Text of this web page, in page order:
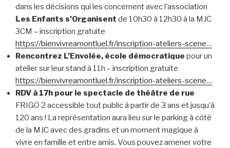
dans les décisions qui les concernent avec l’association
Les Enfants s’Organisent de 10h30 à 12h30 à la MJC
3CM – inscription gratuite
https://bienvivreamontluel.fr/inscription-ateliers-scene…
Rencontrez L’Envolée, école démocratique pour un
atelier sur leur stand à 11h – inscription gratuite
https://bienvivreamontluel.fr/inscription-ateliers-scene…
RDV à 17h pour le spectacle de théâtre de rue
FRIGO 2 accessible tout public à partir de 3 ans et jusqu’à
120 ans ! La représentation aura lieu sur le parking à côté
de la MJC avec des gradins et un moment magique à
vivre en famille et entre amis. Vous pouvez amener votre